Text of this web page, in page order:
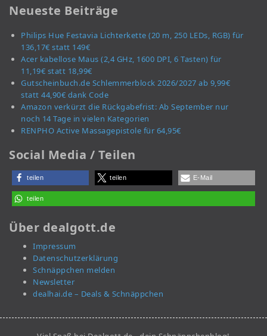
Neueste Beiträge
Philips Hue Festavia Lichterkette (20 m, 250 LEDs, RGB) für
136,17€ statt 149€
Acer kabellose Maus (2,4 GHz, 1600 DPI, 6 Tasten) für
11,19€ statt 18,99€
Gutscheinbuch.de Schlemmerblock 2026/2027 ab 9,99€
statt 44,90€ dank Code
Amazon verkürzt die Rückgabefrist: Ab September nur
noch 14 Tage in vielen Kategorien
RENPHO Active Massagepistole für 64,95€
Social Media / Teilen
teilen teilen E-Mail
teilen
Über dealgott.de
Impressum
Datenschutzerklärung
Schnäppchen melden
Newsletter
dealhai.de – Deals & Schnäppchen